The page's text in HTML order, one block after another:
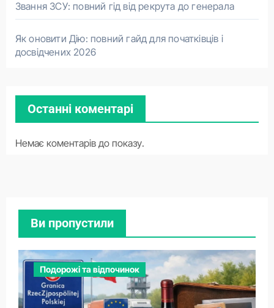
Звання ЗСУ: повний гід від рекрута до генерала
Як оновити Дію: повний гайд для початківців і
досвідчених 2026
Останні коментарі
Немає коментарів до показу.
Ви пропустили
Подорожі та відпочинок